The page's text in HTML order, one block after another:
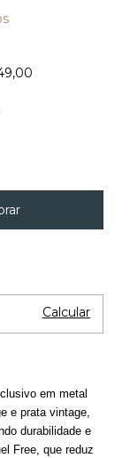
Calcular
em metal
e prata vintage,
durabilidade e
Free, que reduz